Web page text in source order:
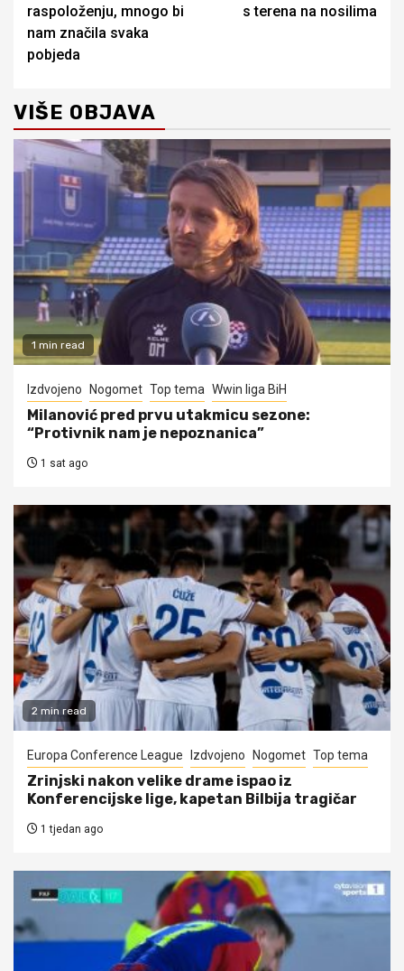
raspoloženju, mnogo bi
nam značila svaka
pobjeda
s terena na nosilima
VIŠE OBJAVA
1 min read
Izdvojeno Nogomet Top tema Wwin liga BiH
Milanović pred prvu utakmicu sezone:
“Protivnik nam je nepoznanica”
1 sat ago
2 min read
Europa Conference League Izdvojeno Nogomet Top tema
Zrinjski nakon velike drame ispao iz
Konferencijske lige, kapetan Bilbija tragičar
1 tjedan ago